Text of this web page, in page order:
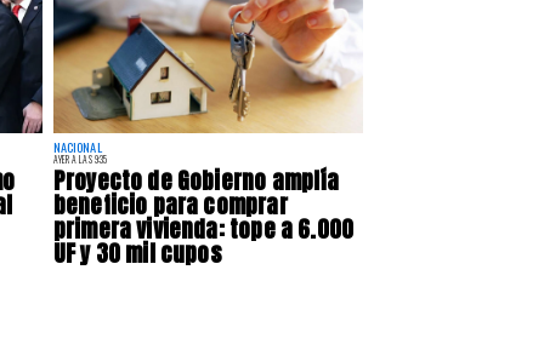
NACIONAL
AYER A LAS 9:35
Proyecto de Gobierno amplía
beneficio para comprar
primera vivienda: tope a 6.000
UF y 30 mil cupos